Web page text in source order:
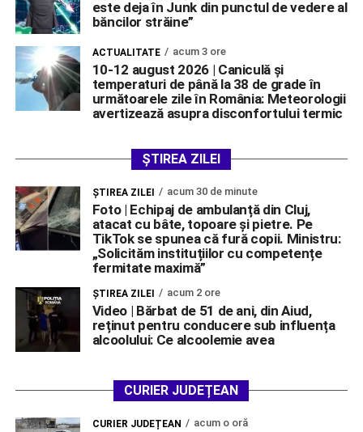
este deja în Junk din punctul de vedere al
băncilor străine”
ACTUALITATE acum 3 ore
10-12 august 2026 | Caniculă și
temperaturi de până la 38 de grade în
următoarele zile în România: Meteorologii
avertizează asupra disconfortului termic
ȘTIREA ZILEI
ŞTIREA ZILEI acum 30 de minute
Foto | Echipaj de ambulanță din Cluj,
atacat cu bâte, topoare și pietre. Pe
TikTok se spunea că fură copii. Ministru:
„Solicităm instituțiilor cu competențe
fermitate maximă”
ŞTIREA ZILEI acum 2 ore
Video | Bărbat de 51 de ani, din Aiud,
reținut pentru conducere sub influența
alcoolului: Ce alcoolemie avea
CURIER JUDEȚEAN
CURIER JUDEȚEAN acum o oră